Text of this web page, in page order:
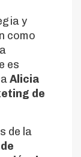
y
como
es
Alicia
de
de la